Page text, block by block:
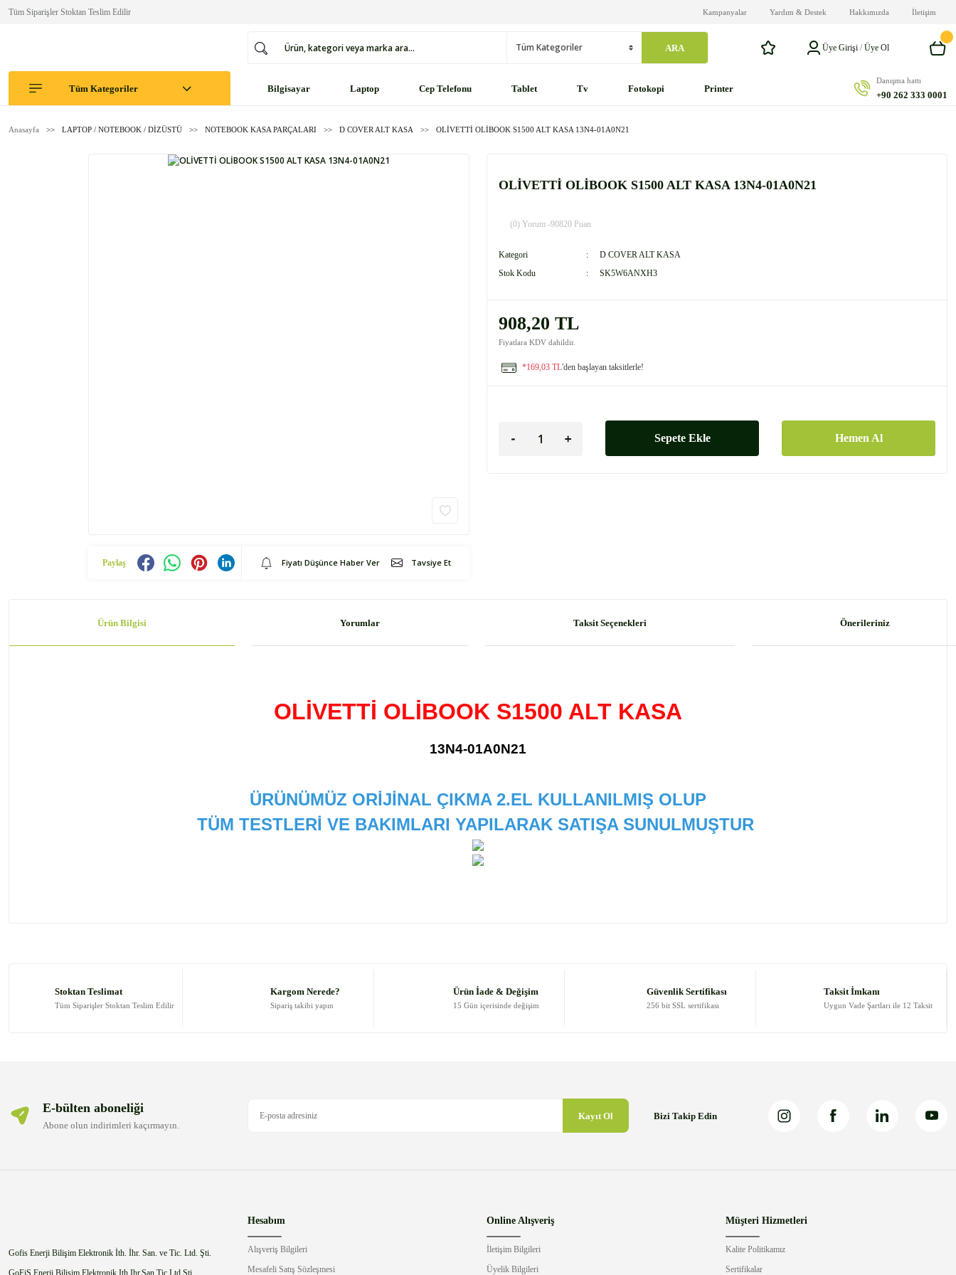
Tüm Siparişler Stoktan Teslim Edilir Kampanyalar Yardım & Destek Hakkımızda İletişim
ARA Üye Girişi /Üye Ol
Tüm Kategoriler Bilgisayar Laptop Cep Telefonu Tablet Tv Fotokopi Printer
Danışma hattı
+90 262 333 0001
Anasayfa LAPTOP / NOTEBOOK / DİZÜSTÜ NOTEBOOK KASA PARÇALARI D COVER ALT KASA OLİVETTİ OLİBOOK S1500 ALT KASA 13N4-01A0N21
Paylaş Fiyatı Düşünce Haber Ver Tavsiye Et
OLİVETTİ OLİBOOK S1500 ALT KASA 13N4-01A0N21
(0) Yorum -90820 Puan
Kategori
D COVER ALT KASA
Stok Kodu
SK5W6ANXH3
908,20 TL
Fiyatlara KDV dahildir.
*169,03 TL'den başlayan taksitlerle!
Sepete Ekle Hemen Al
Ürün Bilgisi Yorumlar Taksit Seçenekleri Önerileriniz
OLİVETTİ OLİBOOK S1500 ALT KASA
13N4-01A0N21
ÜRÜNÜMÜZ ORİJİNAL ÇIKMA 2.EL KULLANILMIŞ OLUP
TÜM TESTLERİ VE BAKIMLARI YAPILARAK SATIŞA SUNULMUŞTUR
Ürün bilgilerinde hatalar bulunuyor.
Stoktan Teslimat
Tüm Siparişler Stoktan Teslim Edilir
Kargom Nerede?
Sipariş takibi yapın
Ürün İade & Değişim
15 Gün içerisinde değişim
Güvenlik Sertifikası
256 bit SSL sertifikası
Taksit İmkanı
Uygun Vade Şartları ile 12 Taksit
E-bülten aboneliği
Abone olun indirimleri kaçırmayın.
Kayıt Ol Bizi Takip Edin
Gofis Enerji Bilişim Elektronik İth. İhr. San. ve Tic. Ltd. Şti.
GoFiS Enerji Bilişim Elektronik Ith.Ihr.San.Tic.Ltd.Sti.
Hesabım
Alışveriş Bilgileri
Mesafeli Satış Sözleşmesi
Online Alışveriş
İletişim Bilgileri
Üyelik Bilgileri
Müşteri Hizmetleri
Kalite Politikamız
Sertifikalar